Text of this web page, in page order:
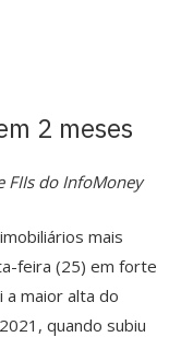
2 meses
FIIs do InfoMoney
mais
feira (25) em forte
a maior alta do
quando subiu